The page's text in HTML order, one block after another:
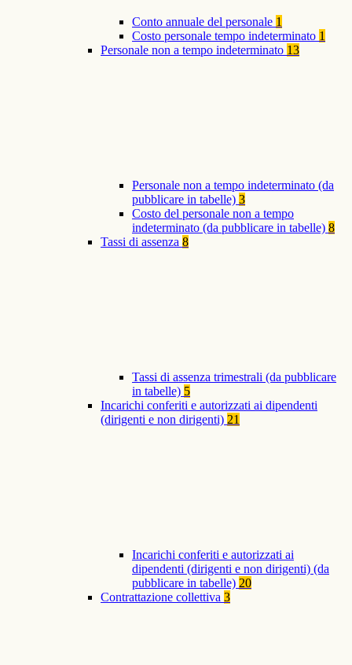
Conto annuale del personale 1
Costo personale tempo indeterminato 1
Personale non a tempo indeterminato 13
Personale non a tempo indeterminato (da
pubblicare in tabelle) 3
Costo del personale non a tempo
indeterminato (da pubblicare in tabelle) 8
Tassi di assenza 8
Tassi di assenza trimestrali (da pubblicare
in tabelle) 5
Incarichi conferiti e autorizzati ai dipendenti
(dirigenti e non dirigenti) 21
Incarichi conferiti e autorizzati ai
dipendenti (dirigenti e non dirigenti) (da
pubblicare in tabelle) 20
Contrattazione collettiva 3